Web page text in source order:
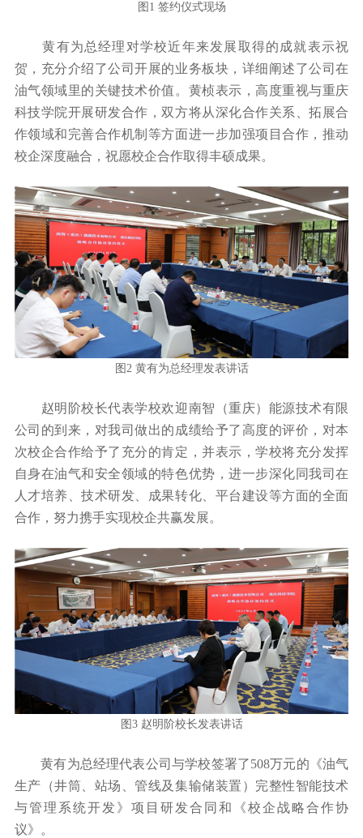
图1 签约仪式现场
黄有为总经理对学校近年来发展取得的成就表示祝
贺，充分介绍了公司开展的业务板块，详细阐述了公司在
油气领域里的关键技术价值。黄桢表示，高度重视与重庆
科技学院开展研发合作，双方将从深化合作关系、拓展合
作领域和完善合作机制等方面进一步加强项目合作，推动
校企深度融合，祝愿校企合作取得丰硕成果。
图2 黄有为总经理发表讲话
赵明阶校长代表学校欢迎南智（重庆）能源技术有限
公司的到来，对我司做出的成绩给予了高度的评价，对本
次校企合作给予了充分的肯定，并表示，学校将充分发挥
自身在油气和安全领域的特色优势，进一步深化同我司在
人才培养、技术研发、成果转化、平台建设等方面的全面
合作，努力携手实现校企共赢发展。
图3 赵明阶校长发表讲话
黄有为总经理代表公司与学校签署了508万元的《油气
生产（井筒、站场、管线及集输储装置）完整性智能技术
与管理系统开发》项目研发合同和《校企战略合作协
议》。